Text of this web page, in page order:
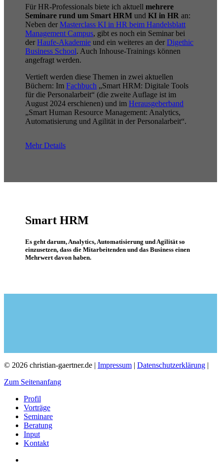
Für HR-Professionals biete ich aktuellmehrere
Seminare rund um Smart HRM undKI in HR an:
Neben derMasterclass KI in HR beim Handelsblatt
Management Campus, gibt es noch ein Seminar bei
derHaufe-Akademie und ein weiteres an derDigethic
Business School. Auch Inhouse-Trainings können
angefragt werden.
Vertieft werden diese Themen in zwei aktuellen
Büchern: ImFachbuch „Smart HRM: Digitale Tools
für die Personalarbeit“ (die zweite Auflage ist im
August 2024 erschienen) und imHerausgeberband
„Smart Human Resource Management: Analytics,
Automatisierung und Agilität in der Personalarbeit“.
Mehr Details
Smart HRM
Es geht darum, Analytics, Automatisierung und Agilität so
einzusetzen, dass die Mitarbeitenden und das Business einen
Mehrwert davon haben.
© 2026 christian-gaertner.de | Impressum | Datenschutzerklärung |
Zum Seitenanfang
Profil
Vorträge
Seminare
Beratung
Input
Kontakt